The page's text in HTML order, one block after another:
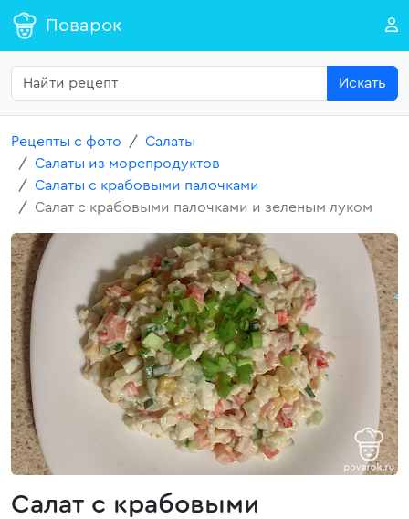
Поварок
Искать
Рецепты с фото
Салаты
Салаты из морепродуктов
Салаты с крабовыми палочками
Салат с крабовыми палочками и зеленым луком
Салат с крабовыми